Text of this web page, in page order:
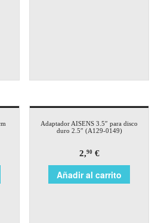
Adaptador AISENS 3.5″ para disco
duro 2.5″ (A129-0149)
2,90€
Añadir al carrito